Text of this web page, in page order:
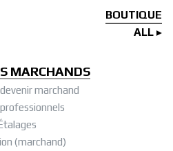
BOUTIQUE
ALL
MARCHANDS
marchand
(marchand)